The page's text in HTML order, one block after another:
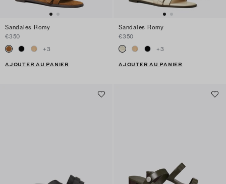
Sandales Romy
€350
+3
AJOUTER AU PANIER
Sandales Romy
€350
+3
AJOUTER AU PANIER